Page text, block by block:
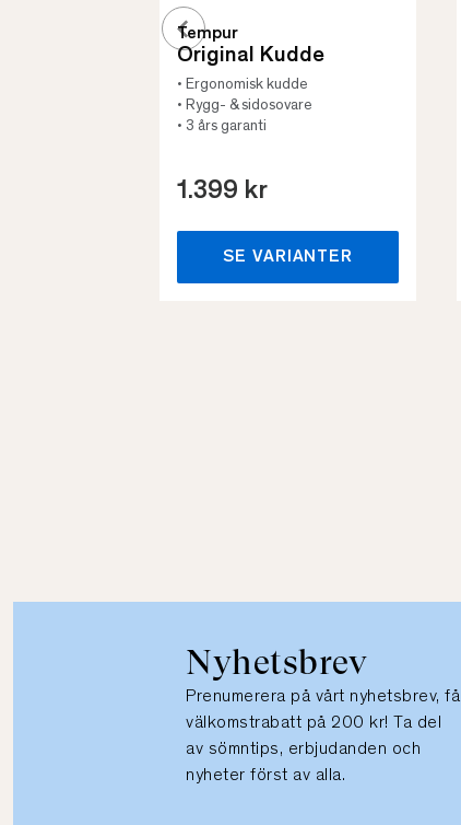
Tempur
Original Kudde
• Ergonomisk kudde
• Rygg- & sidosovare
• 3 års garanti
1.399 kr
SE VARIANTER
Nyhetsbrev
Prenumerera på vårt nyhetsbrev, få
välkomstrabatt på 200 kr! Ta del
av sömntips, erbjudanden och
nyheter först av alla.